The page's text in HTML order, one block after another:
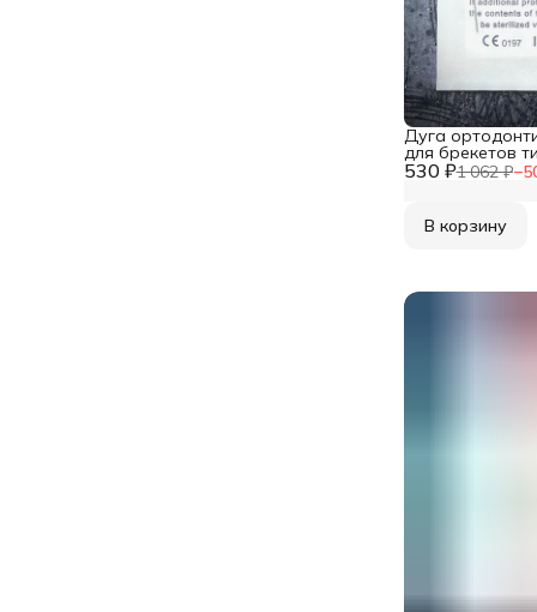
530 ₽1 062 ₽−
Дуга
для брекетов
молибденовая
В корзину